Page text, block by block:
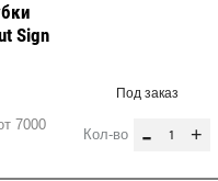
Sign
7000
Под заказ
Кол-во - +